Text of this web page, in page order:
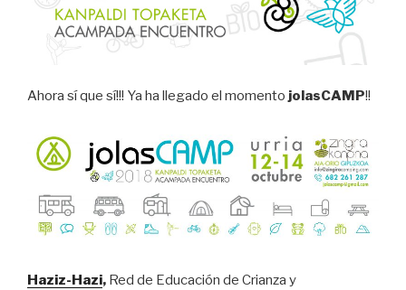
Ahora sí que sí!!! Ya ha llegado el momento jolasCAMP!!
Haziz-Hazi, Red de Educación de Crianza y